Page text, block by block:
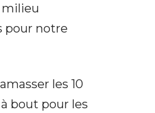
milieu
pour notre
les 10
bout pour les